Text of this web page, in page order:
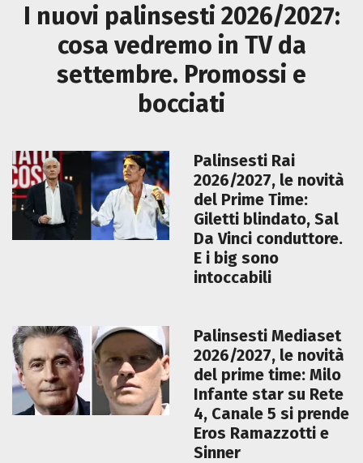
I nuovi palinsesti 2026/2027:
cosa vedremo in TV da
settembre. Promossi e
bocciati
Palinsesti Rai
2026/2027, le novità
del Prime Time:
Giletti blindato, Sal
Da Vinci conduttore.
E i big sono
intoccabili
Palinsesti Mediaset
2026/2027, le novità
del prime time: Milo
Infante star su Rete
4, Canale 5 si prende
Eros Ramazzotti e
Sinner